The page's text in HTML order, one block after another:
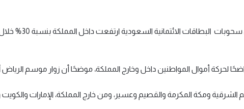
أكد زياد اليوسف
ومكة المكرمة والقصيم وعسير، ومن خارج المملكة، الإمارات والكويت